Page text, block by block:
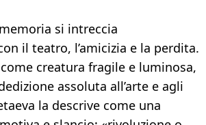
si intreccia
il teatro, l’amicizia e la perdita.
creatura fragile e luminosa,
assoluta all’arte e agli
la descrive come una